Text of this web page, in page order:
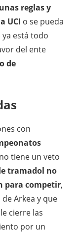
reglas y
UCI o se pueda
está todo
del ente
de
con
tiene un veto
tramadol no
para competir,
Arkea y que
cierre las
por un